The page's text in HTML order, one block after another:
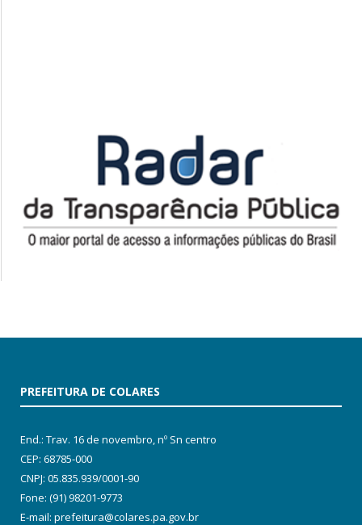
PREFEITURA DE COLARES
End.: Trav. 16 de novembro, nº Sn centro
CEP: 68785-000
CNPJ: 05.835.939/0001-90
Fone: (91) 98201-9773
E-mail: prefeitura@colares.pa.gov.br